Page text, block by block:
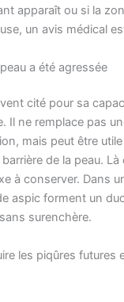
apparaît ou si la
un avis médical
peau a été agressée
cité pour sa
Il ne remplace pas
mais peut être
de la peau. Là
à conserver. Dans
aspic forment un
surenchère.
les piqûres futures